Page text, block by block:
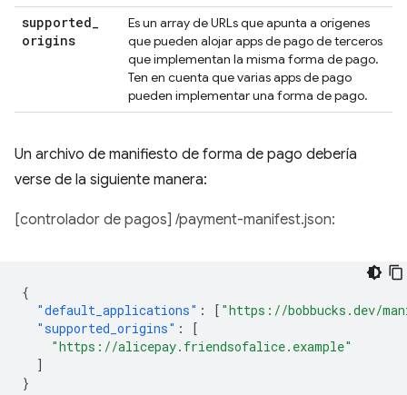
supported_
origins
Es un array de URLs que apunta a orígenes
que pueden alojar apps de pago de terceros
que implementan la misma forma de pago.
Ten en cuenta que varias apps de pago
pueden implementar una forma de pago.
Un archivo de manifiesto de forma de pago debería
verse de la siguiente manera:
[controlador de pagos] /payment-manifest.json:
{
"default_applications" : [ "https://bobbucks.dev/
"supported_origins" :
[
"https://alicepay.friendsofalice.example"
]
}